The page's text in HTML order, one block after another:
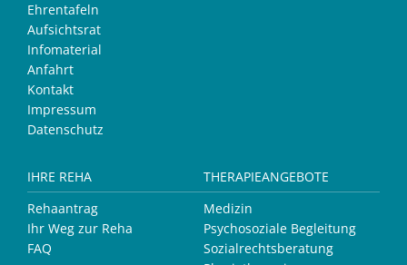
Ehrentafeln
Aufsichtsrat
Infomaterial
Anfahrt
Kontakt
Impressum
Datenschutz
IHRE REHA
Rehaantrag
Ihr Weg zur Reha
FAQ
THERAPIEANGEBOTE
Medizin
Psychosoziale Begleitung
Sozialrechtsberatung